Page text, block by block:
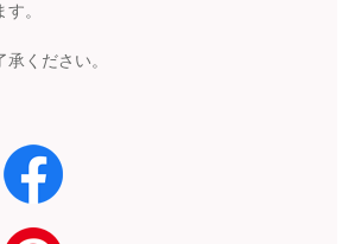
。
ください。